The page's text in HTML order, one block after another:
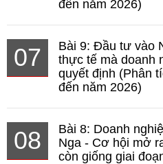
đến năm 2026)
07
Bài 9: Đầu tư vào
thực tế mà doanh
quyết định (Phân
đến năm 2026)
08
Bài 8: Doanh
Nga - Cơ hội mở
còn giống giai